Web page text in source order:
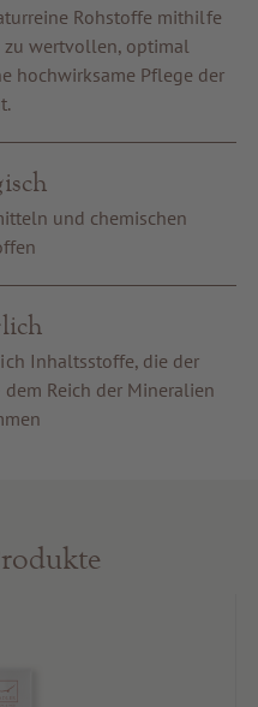
Info
Rohstoffe mithilfe
zu wertvollen, optimal
hochwirksame Pflege der
und chemischen
Inhaltsstoffe, die der
Reich der Mineralien